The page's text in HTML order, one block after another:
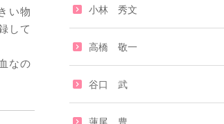
い物
して
なの
小林 秀文
高橋 敬一
谷口 武